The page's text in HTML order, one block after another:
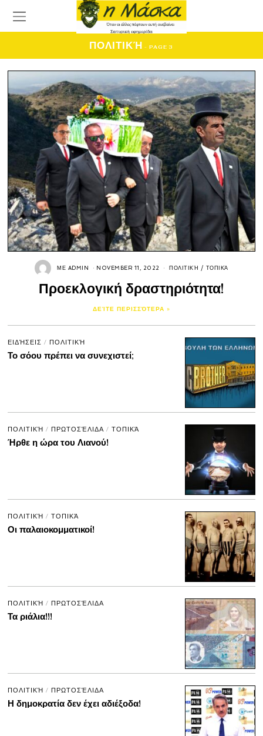
ΠΟΛΙΤΙΚΉ - PAGE 3
ΜΕ ADMIN NOVEMBER 11, 2022 ΠΟΛΙΤΙΚΉ / ΤΟΠΙΚΆ
Προεκλογική δραστηριότητα!
ΔΕΊΤΕ ΠΕΡΙΣΣΌΤΕΡΑ »
ΕΙΔΉΣΕΙΣ / ΠΟΛΙΤΙΚΉ
Το σόου πρέπει να συνεχιστεί;
ΠΟΛΙΤΙΚΉ / ΠΡΩΤΟΣΈΛΙΔΑ / ΤΟΠΙΚΆ
Ήρθε η ώρα του Λιανού!
ΠΟΛΙΤΙΚΉ / ΤΟΠΙΚΆ
Οι παλαιοκομματικοί!
ΠΟΛΙΤΙΚΉ / ΠΡΩΤΟΣΈΛΙΔΑ
Τα ριάλια!!!
ΠΟΛΙΤΙΚΉ / ΠΡΩΤΟΣΈΛΙΔΑ
Η δημοκρατία δεν έχει αδιέξοδα!